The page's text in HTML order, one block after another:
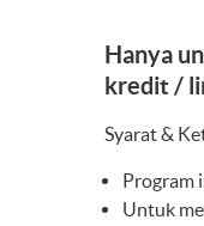
Hanya
kredit /
Syarat &
Program
Untuk